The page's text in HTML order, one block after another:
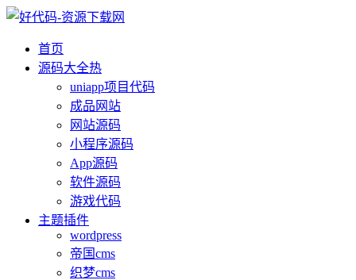
首页
源码大全热
uniapp项目代码
成品网站
网站源码
小程序源码
App源码
软件源码
游戏代码
主题插件
wordpress
帝国cms
织梦cms